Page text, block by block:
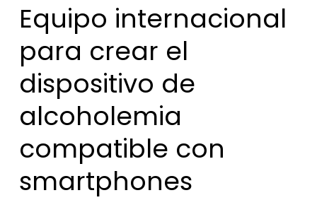
Equipo internacional
para crear el
dispositivo de
alcoholemia
compatible con
smartphones